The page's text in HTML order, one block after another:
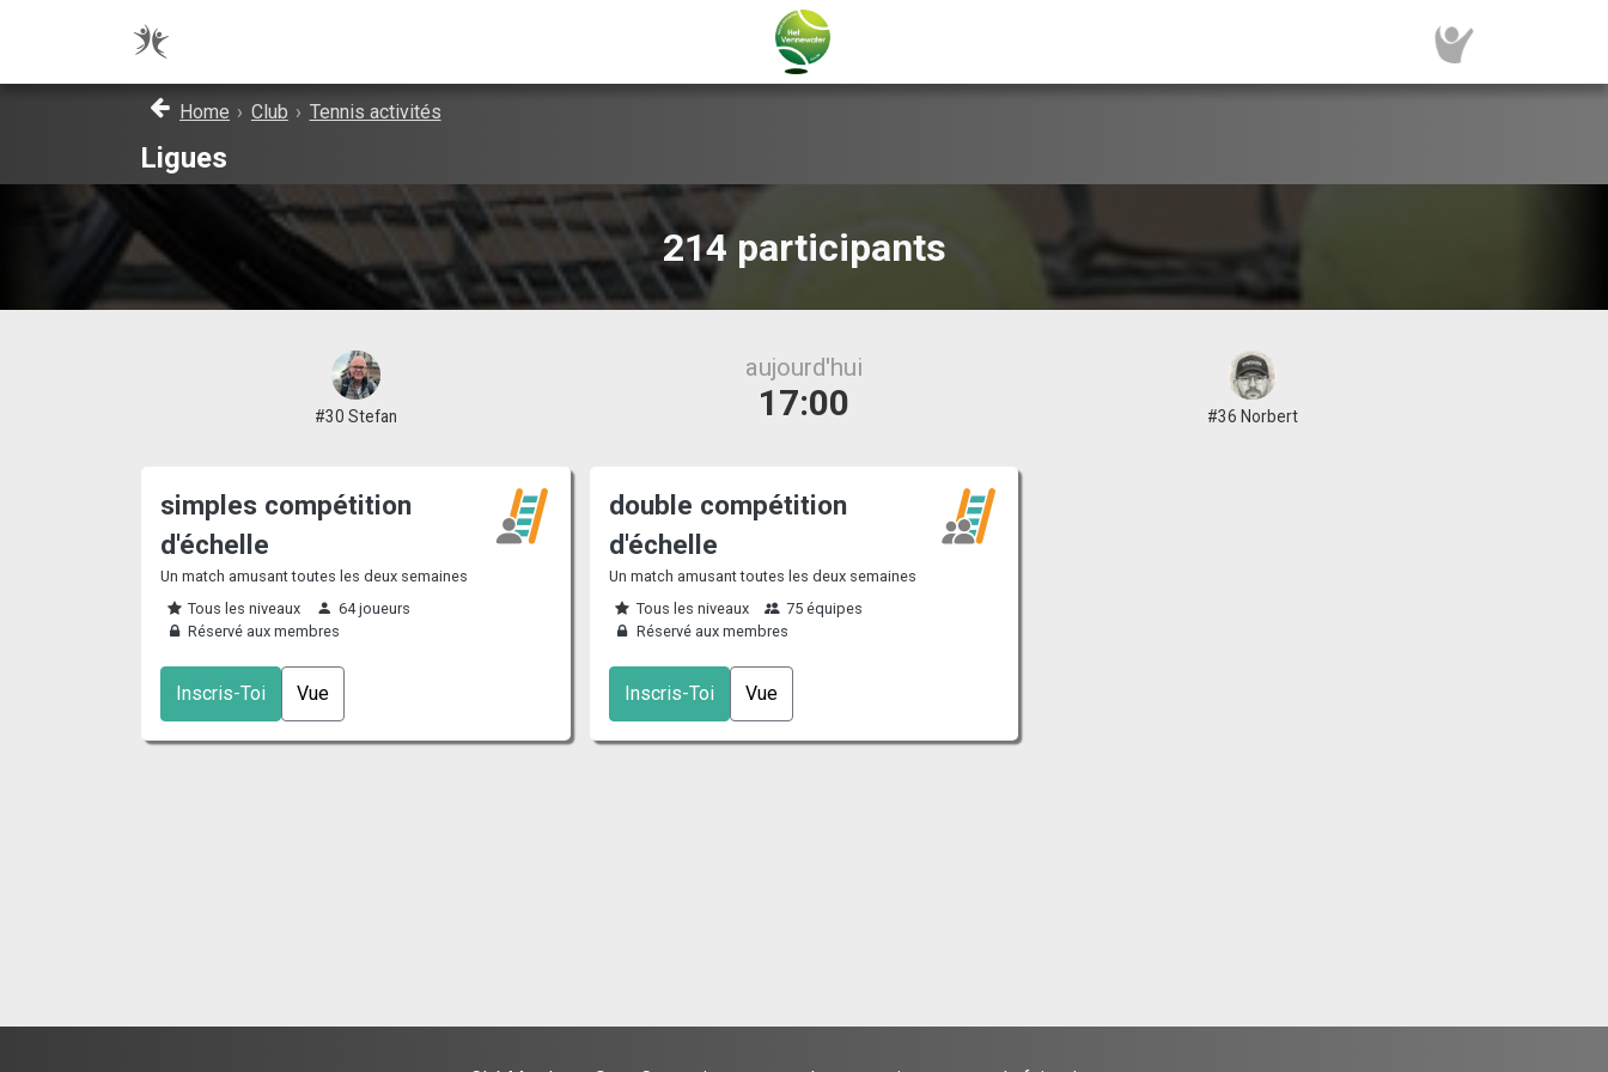
Home › Club › Tennis activités
Ligues
214 participants
#30 Stefan
aujourd'hui
17:00 #36 Norbert
simples compétition
d'échelle
Un match amusant toutes les deux semaines
Tous les niveaux
64 joueurs
Réservé aux membres
Inscris-Toi Vue
double compétition
d'échelle
Un match amusant toutes les deux semaines
Tous les niveaux
75 équipes
Réservé aux membres
Inscris-Toi Vue